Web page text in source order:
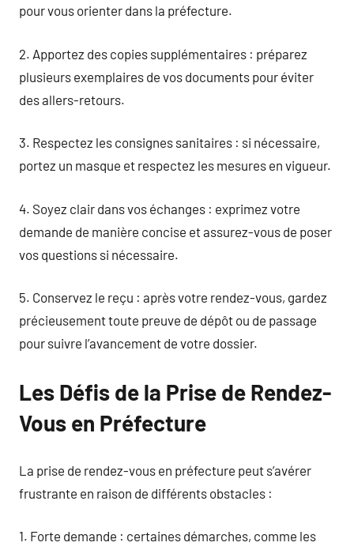
pour vous orienter dans la préfecture.
2. Apportez des copies supplémentaires : préparez
plusieurs exemplaires de vos documents pour éviter
des allers-retours.
3. Respectez les consignes sanitaires : si nécessaire,
portez un masque et respectez les mesures en vigueur.
4. Soyez clair dans vos échanges : exprimez votre
demande de manière concise et assurez-vous de poser
vos questions si nécessaire.
5. Conservez le reçu : après votre rendez-vous, gardez
précieusement toute preuve de dépôt ou de passage
pour suivre l’avancement de votre dossier.
Les Défis de la Prise de Rendez-
Vous en Préfecture
La prise de rendez-vous en préfecture peut s’avérer
frustrante en raison de différents obstacles :
1. Forte demande : certaines démarches, comme les